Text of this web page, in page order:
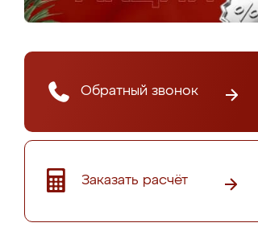
Обратный звонок
Заказать расчёт